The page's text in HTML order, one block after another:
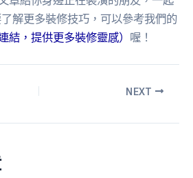
解更多裝修技巧，可以參考我們的
結，提供更多裝修靈感） 喔！
NEXT